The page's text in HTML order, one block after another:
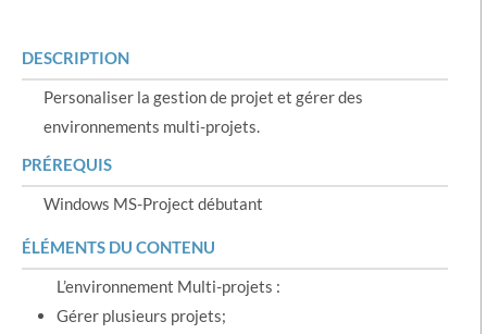
DESCRIPTION
Personaliser la gestion de projet et gérer des
environnements multi-projets.
PRÉREQUIS
Windows MS-Project débutant
ÉLÉMENTS DU CONTENU
L’environnement Multi-projets :
Gérer plusieurs projets;